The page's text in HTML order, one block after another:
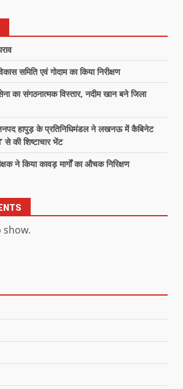
समिति एवं गोदाम का किया निरीक्षण
का संगठनात्मक विस्तार, नदीम खान बने जिला
हापुड़ के प्रतिनिधिमंडल ने लखनऊ में कैबिनेट
से की शिष्टाचार भेंट
ने किया कावड़ मार्गों का औचक निरिक्षण
show.